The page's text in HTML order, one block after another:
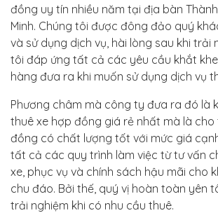
đồng uy tín nhiều năm tại địa bàn
Minh. Chúng tôi được đông đảo quý
và sử dụng dịch vụ, hài lòng sau khi trải
tôi đáp ứng tất cả các yêu cầu khắt
hàng đưa ra khi muốn sử dụng dịch vụ
Phương châm mà công ty đưa ra đó là
thuê xe hợp đồng giá rẻ nhất mà là cho
đồng có chất lượng tốt với mức giá
tất cả các quy trình làm việc từ tư vấn
xe, phục vụ và chính sách hậu mãi cho
chu đáo. Bởi thế, quý vị hoàn toàn yên
trải nghiệm khi có nhu cầu thuê.